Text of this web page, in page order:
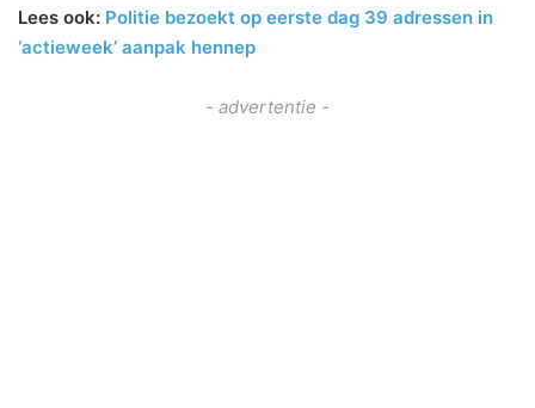
Lees ook: Politie bezoekt op eerste dag 39 adressen in
‘actieweek’ aanpak hennep
- advertentie -